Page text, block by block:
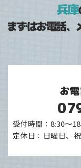
兵庫
まずはお電話、
お
受付時間：8:30～
定休日：日曜日、